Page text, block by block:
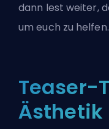
dann lest weiter,
um euch zu helfen.
Teaser-
Ästhetik